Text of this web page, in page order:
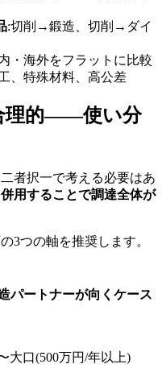
:切削→鍛造、切削→ダイ
・海外をフラットに比較
、特殊材料、高公差
理的——使い分
者択一で考える必要はあ
用することで調達全体が
3つの軸を推奨します。
パートナーが向くケース
大口(500万円/年以上)